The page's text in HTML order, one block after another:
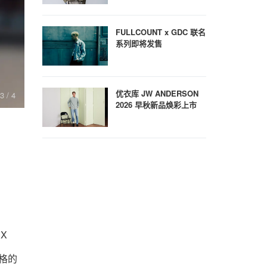
3 / 4
的
FULLCOUNT x GDC 联名
系列即将发售
优衣库 JW ANDERSON
2026 早秋新品焕彩上市